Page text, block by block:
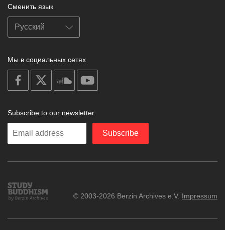
Сменить язык
Мы в социальных сетях
on
facebook
soundcloud
Subscribe to our newsletter
Enter
Subscribe
Study
Buddhism
© 2003-2026 Berzin Archives e.V. Impressum